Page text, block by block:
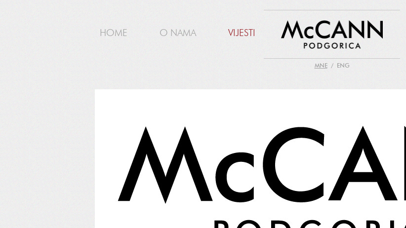
HOME O NAMA VIJESTI
MNE ENG